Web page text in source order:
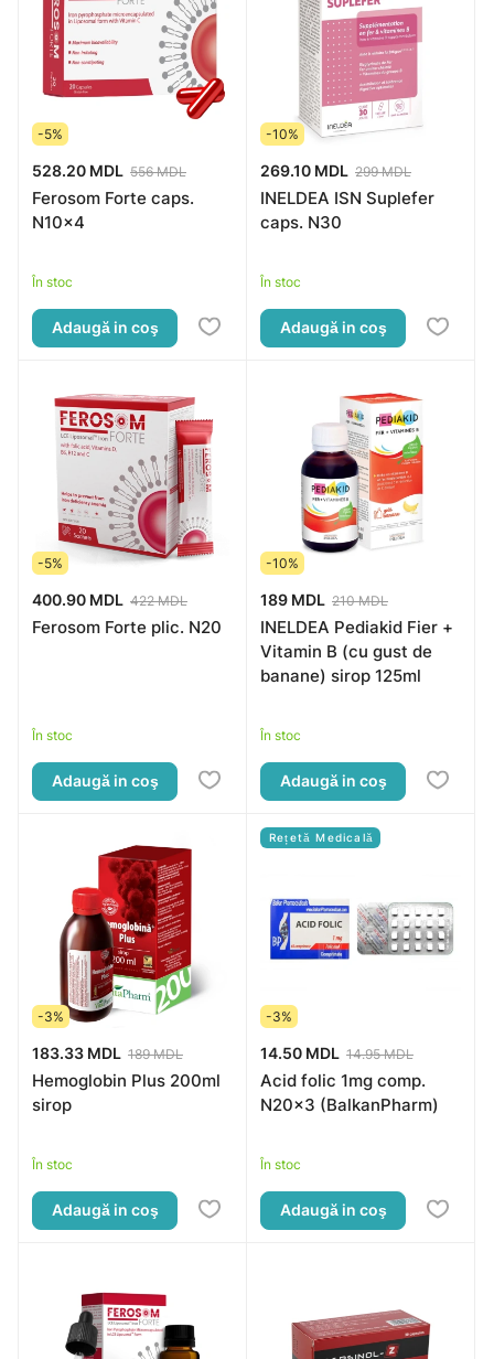
-5%
528.20 MDL 556 MDL
Ferosom Forte caps.
N10x4
În stoc
Adaugă in coş
-10%
269.10 MDL 299 MDL
INELDEA ISN Suplefer
caps. N30
În stoc
Adaugă in coş
-5%
400.90 MDL 422 MDL
Ferosom Forte plic. N20
În stoc
Adaugă in coş
-10%
189 MDL 210 MDL
INELDEA Pediakid Fier +
Vitamin B (cu gust de
banane) sirop 125ml
În stoc
Adaugă in coş
-3%
183.33 MDL 189 MDL
Hemoglobin Plus 200ml
sirop
În stoc
Adaugă in coş
Rețetă Medicală
-3%
14.50 MDL 14.95 MDL
Acid folic 1mg comp.
N20x3 (BalkanPharm)
În stoc
Adaugă in coş